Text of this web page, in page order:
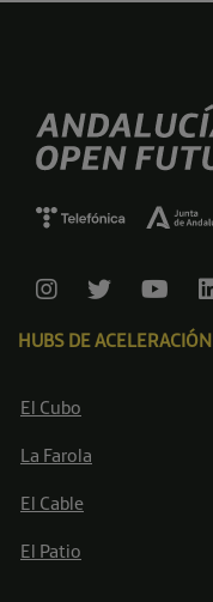
HUBS DE ACELERACIÓN
El Cubo
La Farola
El Cable
El Patio